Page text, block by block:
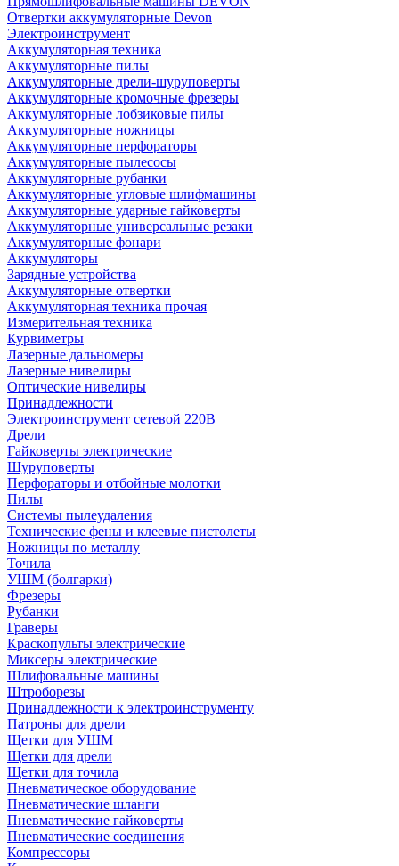
Отвертки аккумуляторные Devon
Электроинструмент
Аккумуляторная техника
Аккумуляторные пилы
Аккумуляторные дрели-шуруповерты
Аккумуляторные кромочные фрезеры
Аккумуляторные лобзиковые пилы
Аккумуляторные ножницы
Аккумуляторные перфораторы
Аккумуляторные пылесосы
Аккумуляторные рубанки
Аккумуляторные угловые шлифмашины
Аккумуляторные ударные гайковерты
Аккумуляторные универсальные резаки
Аккумуляторные фонари
Аккумуляторы
Зарядные устройства
Аккумуляторные отвертки
Аккумуляторная техника прочая
Измерительная техника
Курвиметры
Лазерные дальномеры
Лазерные нивелиры
Оптические нивелиры
Принадлежности
Электроинструмент сетевой 220В
Дрели
Гайковерты электрические
Шуруповерты
Перфораторы и отбойные молотки
Пилы
Системы пылеудаления
Технические фены и клеевые пистолеты
Ножницы по металлу
Точила
УШМ (болгарки)
Фрезеры
Рубанки
Граверы
Краскопульты электрические
Миксеры электрические
Шлифовальные машины
Штроборезы
Принадлежности к электроинструменту
Патроны для дрели
Щетки для УШМ
Щетки для дрели
Щетки для точила
Пневматическое оборудование
Пневматические шланги
Пневматические гайковерты
Пневматические соединения
Компрессоры